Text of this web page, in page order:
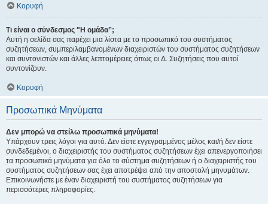
Κορυφή
Τι είναι ο σύνδεσμος "Η ομάδα”;
Αυτή η σελίδα σας παρέχει μια λίστα με το προσωπικό του συστήματος
συζητήσεων, συμπεριλαμβανομένων διαχειριστών του συστήματος συζητήσεων
και συντονιστών και άλλες λεπτομέρειες όπως οι Δ. Συζητήσεις που αυτοί
συντονίζουν.
Κορυφή
Προσωπικά Μηνύματα
Δεν μπορώ να στείλω προσωπικά μηνύματα!
Υπάρχουν τρεις λόγοι για αυτό. Δεν είστε εγγεγραμμένος μέλος και/ή δεν είστε
συνδεδεμένοι, ο διαχειριστής του συστήματος συζητήσεων έχει απενεργοποιήσει
τα προσωπικά μηνύματα για όλο το σύστημα συζητήσεων ή ο διαχειριστής του
συστήματος συζητήσεων σας έχει αποτρέψει από την αποστολή μηνυμάτων.
Επικοινωνήστε με έναν διαχειριστή του συστήματος συζητήσεων για
περισσότερες πληροφορίες.